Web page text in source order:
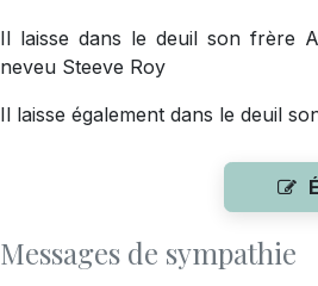
Il laisse dans le deuil son frère
neveu Steeve Roy
Il laisse également dans le deuil
Messages de sympathie